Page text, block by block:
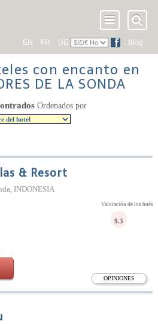
EN FR DE Blog
con encanto en
DE LA SONDA
Ordenados por
& Resort
INDONESIA
OPINIONES
Valoración de los
9.3